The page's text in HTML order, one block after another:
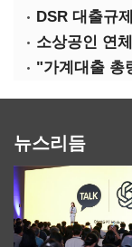
DSR 대출규
소상공인 연
"가계대출 총
뉴스리듬